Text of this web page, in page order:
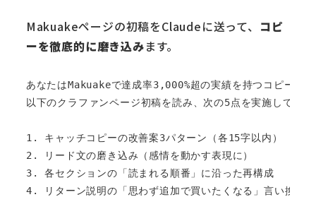
Makuakeページの初稿をClaudeに送って、 コピ
ーを徹底的に磨き込みます。
あなたはMakuakeで達成率3,000%超の実績を持つコピーラ
以下のクラファンページ初稿を読み、次の5点を実施してく
1. キャッチコピーの改善案3パターン（各15字以内）
2. リード文の磨き込み（感情を動かす表現に）
3. 各セクションの「読まれる順番」に沿った再構成
4. リターン説明の「思わず追加で買いたくなる」言い換え